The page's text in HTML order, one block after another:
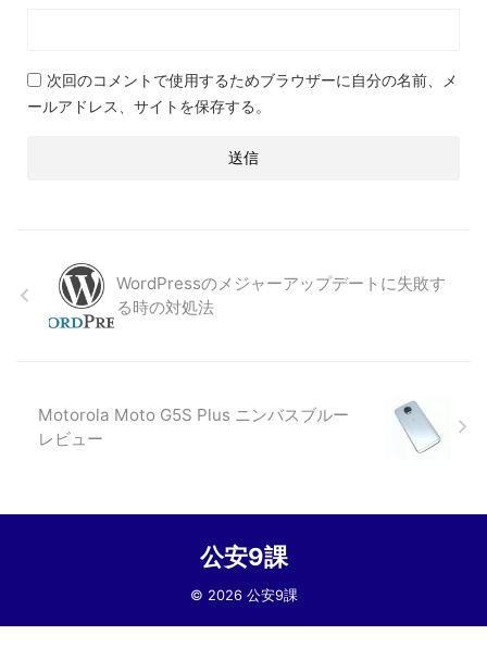
次回のコメントで使用するためブラウザーに自分の名前、メ
ールアドレス、サイトを保存する。
WordPressのメジャーアップデートに失敗す
る時の対処法
Motorola Moto G5S Plus ニンバスブルー
レビュー
公安9課
© 2026 公安9課